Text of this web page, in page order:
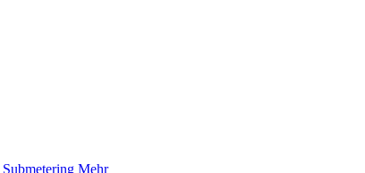
Submetering Mehr